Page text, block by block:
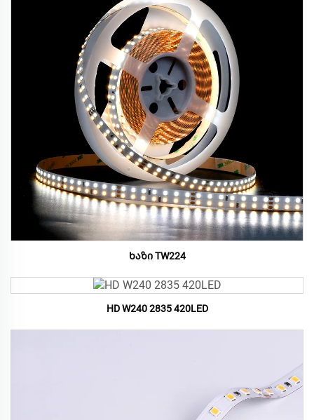
Ხაზი TW224
HD W240 2835 420LED